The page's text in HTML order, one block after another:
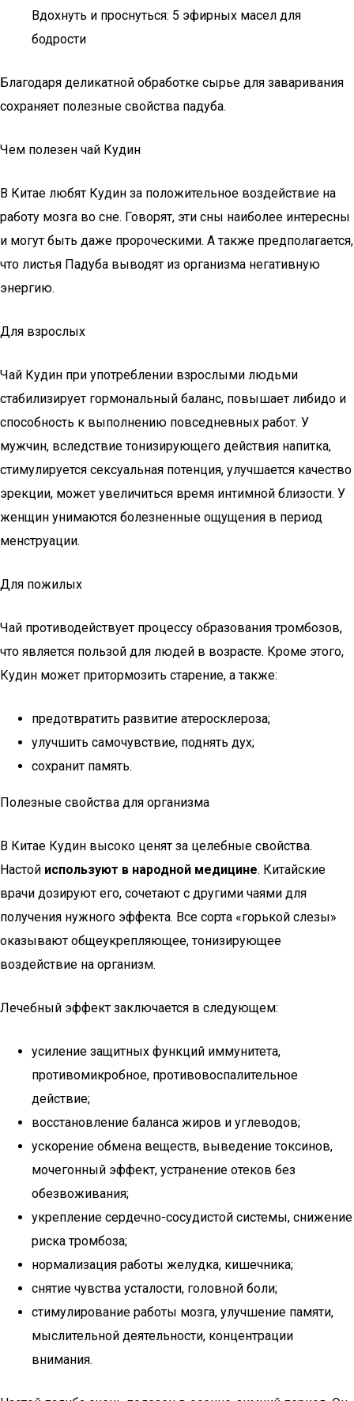
Вдохнуть и проснуться: 5 эфирных масел для
бодрости
Благодаря деликатной обработке сырье для заваривания
сохраняет полезные свойства падуба.
Чем полезен чай Кудин
В Китае любят Кудин за положительное воздействие на
работу мозга во сне. Говорят, эти сны наиболее интересны
и могут быть даже пророческими. А также предполагается,
что листья Падуба выводят из организма негативную
энергию.
Для взрослых
Чай Кудин при употреблении взрослыми людьми
стабилизирует гормональный баланс, повышает либидо и
способность к выполнению повседневных работ. У
мужчин, вследствие тонизирующего действия напитка,
стимулируется сексуальная потенция, улучшается качество
эрекции, может увеличиться время интимной близости. У
женщин унимаются болезненные ощущения в период
менструации.
Для пожилых
Чай противодействует процессу образования тромбозов,
что является пользой для людей в возрасте. Кроме этого,
Кудин может притормозить старение, а также:
предотвратить развитие атеросклероза;
улучшить самочувствие, поднять дух;
сохранит память.
Полезные свойства для организма
В Китае Кудин высоко ценят за целебные свойства.
Настой используют в народной медицине. Китайские
врачи дозируют его, сочетают с другими чаями для
получения нужного эффекта. Все сорта «горькой слезы»
оказывают общеукрепляющее, тонизирующее
воздействие на организм.
Лечебный эффект заключается в следующем:
усиление защитных функций иммунитета,
противомикробное, противовоспалительное
действие;
восстановление баланса жиров и углеводов;
ускорение обмена веществ, выведение токсинов,
мочегонный эффект, устранение отеков без
обезвоживания;
укрепление сердечно-сосудистой системы, снижение
риска тромбоза;
нормализация работы желудка, кишечника;
снятие чувства усталости, головной боли;
стимулирование работы мозга, улучшение памяти,
мыслительной деятельности, концентрации
внимания.